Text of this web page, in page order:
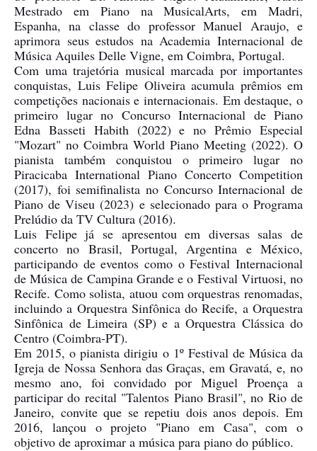
Mestrado em Piano na MusicalArts, em Madri,
Espanha, na classe do professor Manuel Araujo, e
aprimora seus estudos na Academia Internacional de
Música Aquiles Delle Vigne, em Coimbra, Portugal.
Com uma trajetória musical marcada por importantes
conquistas, Luis Felipe Oliveira acumula prêmios em
competições nacionais e internacionais. Em destaque, o
primeiro lugar no Concurso Internacional de Piano
Edna Basseti Habith (2022) e no Prêmio Especial
"Mozart" no Coimbra World Piano Meeting (2022). O
pianista também conquistou o primeiro lugar no
Piracicaba International Piano Concerto Competition
(2017), foi semifinalista no Concurso Internacional de
Piano de Viseu (2023) e selecionado para o Programa
Prelúdio da TV Cultura (2016).
Luis Felipe já se apresentou em diversas salas de
concerto no Brasil, Portugal, Argentina e México,
participando de eventos como o Festival Internacional
de Música de Campina Grande e o Festival Virtuosi, no
Recife. Como solista, atuou com orquestras renomadas,
incluindo a Orquestra Sinfônica do Recife, a Orquestra
Sinfônica de Limeira (SP) e a Orquestra Clássica do
Centro (Coimbra-PT).
Em 2015, o pianista dirigiu o 1º Festival de Música da
Igreja de Nossa Senhora das Graças, em Gravatá, e, no
mesmo ano, foi convidado por Miguel Proença a
participar do recital "Talentos Piano Brasil", no Rio de
Janeiro, convite que se repetiu dois anos depois. Em
2016, lançou o projeto "Piano em Casa", com o
objetivo de aproximar a música para piano do público.